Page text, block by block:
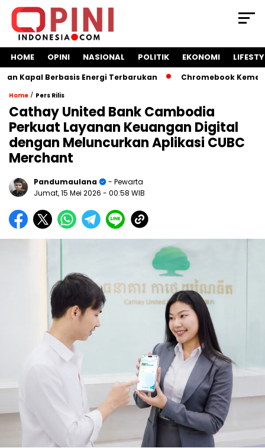
HOME OPINI NASIONAL POLITIK EKONOMI
Berbasis Energi Terbarukan Chromebook
Home / Pers Rilis
Cathay United Bank Cambodia
Perkuat Layanan Keuangan Digital
dengan Meluncurkan Aplikasi CUBC
Merchant
Pandumaulana
- Pewarta
Jumat, 15 Mei 2026 - 00:58 WIB